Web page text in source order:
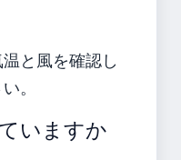
と風を確認し
。
いますか